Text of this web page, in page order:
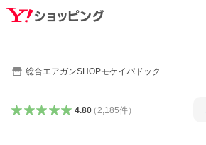
総合エアガンSHOPモケイパドック
4.80（ 2,185件）